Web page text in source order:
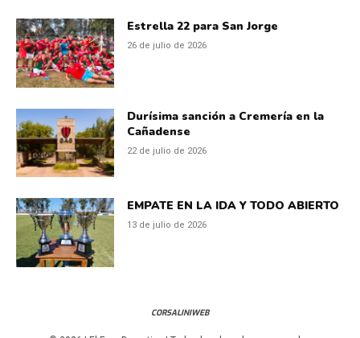
Estrella 22 para San Jorge
26 de julio de 2026
Durísima sanción a Cremería en la
Cañadense
22 de julio de 2026
EMPATE EN LA IDA Y TODO ABIERTO
13 de julio de 2026
CORSALINIWEB